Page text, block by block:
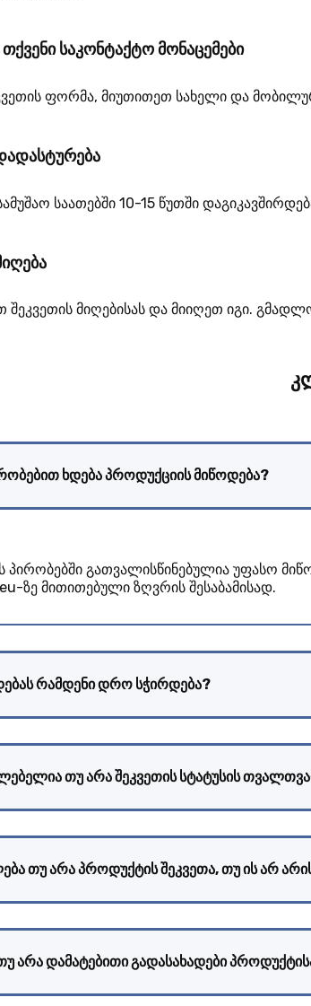
საკონტაქტო მონაცემები
ფორმა, მიუთითეთ სახელი და
საათებში 10-15 წუთში
შეკვეთის მიღებისას და მიიღეთ იგი.
ხდება პროდუქციის მიწოდება?
პირობებში გათვალისწინებულია უფასო
ზე მითითებული ზღვრის შესაბამისად.
რამდენი დრო სჭირდება?
თუ არა შეკვეთის სტატუსის
თუ არა პროდუქტის შეკვეთა, თუ ის არ
არა დამატებითი გადასახადები